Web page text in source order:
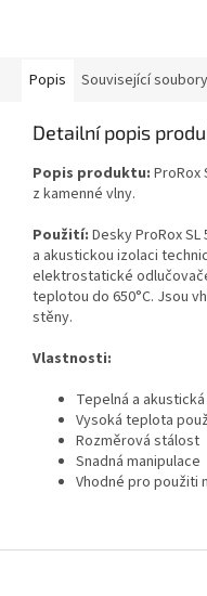
Popis Související
Detailní popis
Popis produktu: ProRox
z kamenné vlny.
Použití: Desky ProRox
a akustickou izolaci
elektrostatické
teplotou do 650°C. Jsou
stěny.
Vlastnosti:
Tepelná a
Vysoká teplota
Rozměrová stálost
Snadná manipulace
Vhodné pro použiti